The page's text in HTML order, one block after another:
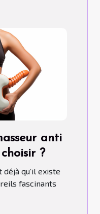
anti
?
qu’il existe
fascinants